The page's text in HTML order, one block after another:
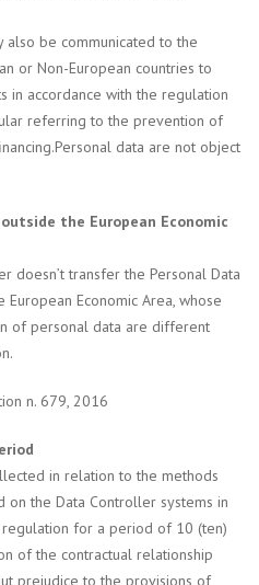
also be communicated to the
or Non-European countries to
in accordance with the regulation
referring to the prevention of
data are not object
the European Economic
doesn’t transfer the Personal Data
Economic Area, whose
of personal data are different
n. 679, 2016
in relation to the methods
the Data Controller systems in
for a period of 10 (ten)
of the contractual relationship
prejudice to the provisions of